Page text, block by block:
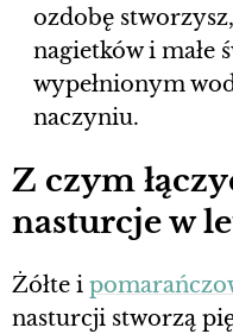
ozdobę
nagietków i małe
wypełnionym
naczyniu.
Z czym
nasturcje w
Żółte i
nasturcji stworzą